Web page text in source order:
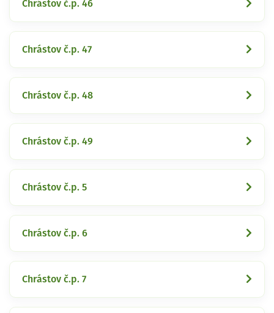
Chrástov č.p. 46
Chrástov č.p. 47
Chrástov č.p. 48
Chrástov č.p. 49
Chrástov č.p. 5
Chrástov č.p. 6
Chrástov č.p. 7